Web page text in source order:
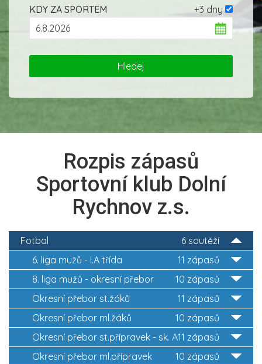
+3 dny
KDY ZA SPORTEM
Rozpis zápasů
Sportovní klub Dolní
Rychnov z.s.
6 soutěží
Fotbal
11 zápasů
6. liga mužů - I.A třída
10 zápasů
8. liga mužů - okresní přebor
11 zápasů
Okresní přebor st.žáků
10 zápasů
Okresní přebor ml.žáků
11 zápasů
Okresní přebor st.přípravek - sk. A
10 zápasů
Okresní přebor ml.přípravek